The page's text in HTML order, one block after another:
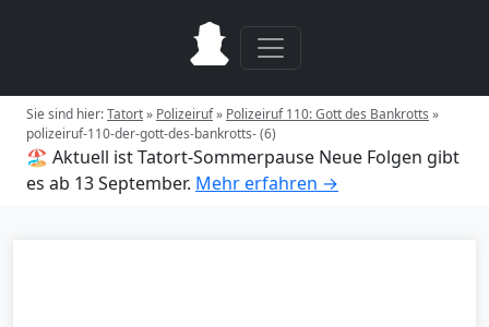
Sie sind hier:Tatort» Polizeiruf» Polizeiruf 110: Gott des Bankrotts »
polizeiruf-110-der-gott-des-bankrotts- (6)
🏖️ Aktuell ist Tatort-Sommerpause Neue Folgen gibt
es ab 13 September. Mehr erfahren →